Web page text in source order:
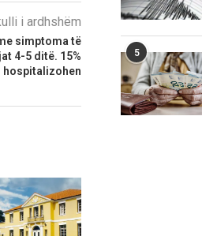
i ardhshëm
simptoma të
4-5 ditë. 15%
hospitalizohen
5